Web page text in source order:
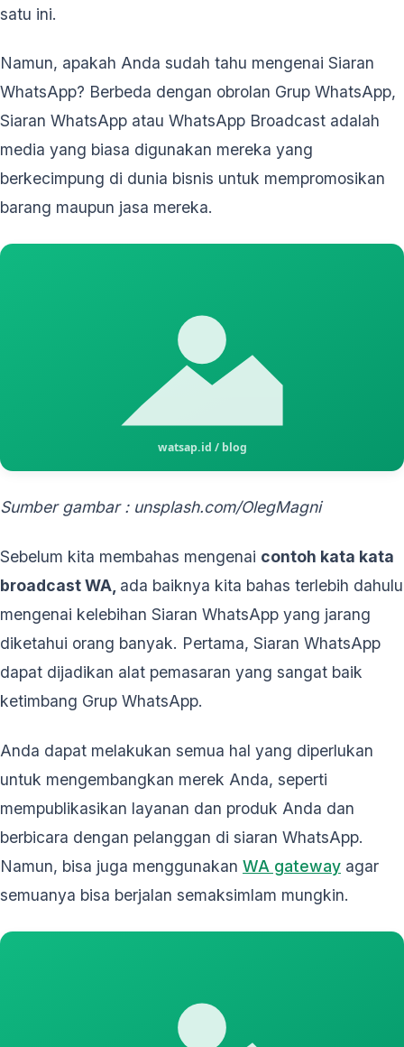
satu ini.
Namun, apakah Anda sudah tahu mengenai Siaran
WhatsApp? Berbeda dengan obrolan Grup WhatsApp,
Siaran WhatsApp atau WhatsApp Broadcast adalah
media yang biasa digunakan mereka yang
berkecimpung di dunia bisnis untuk mempromosikan
barang maupun jasa mereka.
Sumber gambar : unsplash.com/OlegMagni
Sebelum kita membahas mengenai contoh kata kata
broadcast WA, ada baiknya kita bahas terlebih dahulu
mengenai kelebihan Siaran WhatsApp yang jarang
diketahui orang banyak. Pertama, Siaran WhatsApp
dapat dijadikan alat pemasaran yang sangat baik
ketimbang Grup WhatsApp.
Anda dapat melakukan semua hal yang diperlukan
untuk mengembangkan merek Anda, seperti
mempublikasikan layanan dan produk Anda dan
berbicara dengan pelanggan di siaran WhatsApp.
Namun, bisa juga menggunakan WA gateway agar
semuanya bisa berjalan semaksimlam mungkin.